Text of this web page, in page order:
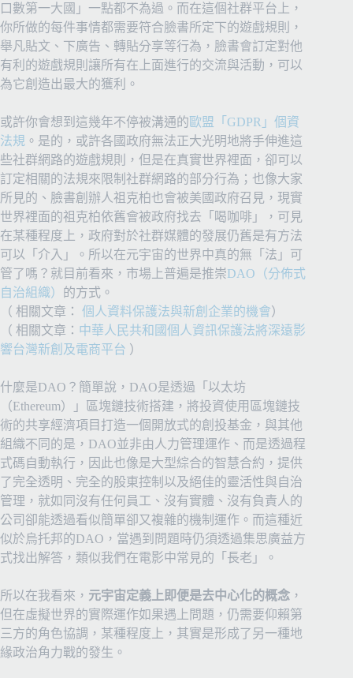
口數第一大國」一點都不為過。而在這個社群平台上，
你所做的每件事情都需要符合臉書所定下的遊戲規則，
舉凡貼文、下廣告、轉貼分享等行為，臉書會訂定對他
有利的遊戲規則讓所有在上面進行的交流與活動，可以
為它創造出最大的獲利。
或許你會想到這幾年不停被溝通的 歐盟「GDPR」個資
法規 。是的，或許各國政府無法正大光明地將手伸進這
些社群網路的遊戲規則，但是在真實世界裡面，卻可以
訂定相關的法規來限制社群網路的部分行為；也像大家
所見的、臉書創辦人祖克柏也會被美國政府召見，現實
世界裡面的祖克柏依舊會被政府找去「喝咖啡」，可見
在某種程度上，政府對於社群媒體的發展仍舊是有方法
可以「介入」。所以在元宇宙的世界中真的無「法」可
管了嗎？就目前看來，市場上普遍是推崇DAO（分佈式
自治組織） 的方式。
（ 相關文章： 個人資料保護法與新創企業的機會）
（ 相關文章： 中華人民共和國個人資訊保護法將深遠影
響台灣新創及電商平台 ）
什麼是DAO？簡單說，DAO是透過「以太坊
（Ethereum）」區塊鏈技術搭建，將投資使用區塊鏈技
術的共享經濟項目打造一個開放式的創投基金，與其他
組織不同的是，DAO並非由人力管理運作、而是透過程
式碼自動執行，因此也像是大型綜合的智慧合約，提供
了完全透明、完全的股東控制以及絕佳的靈活性與自治
管理，就如同沒有任何員工、沒有實體、沒有負責人的
公司卻能透過看似簡單卻又複雜的機制運作。而這種近
似於烏托邦的DAO，當遇到問題時仍須透過集思廣益方
式找出解答，類似我們在電影中常見的「長老」。
所以在我看來， 元宇宙定義上即便是去中心化的概念 ，
但在虛擬世界的實際運作如果遇上問題，仍需要仰賴第
三方的角色協調，某種程度上，其實是形成了另一種地
緣政治角力戰的發生。